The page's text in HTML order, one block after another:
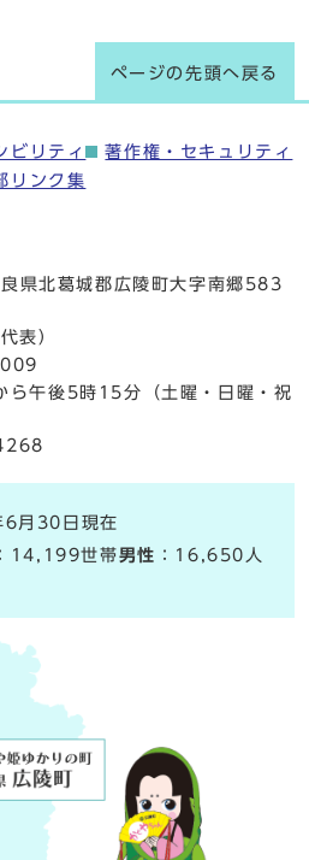
ページの先頭へ戻る
ビリティ
著作権・セキュリティ
リンク集
県北葛城郡広陵町大字南郷583
代表）
ら午後5時15分（土曜・日曜・祝
月30日現在
：14,199世帯男性 ：16,650人